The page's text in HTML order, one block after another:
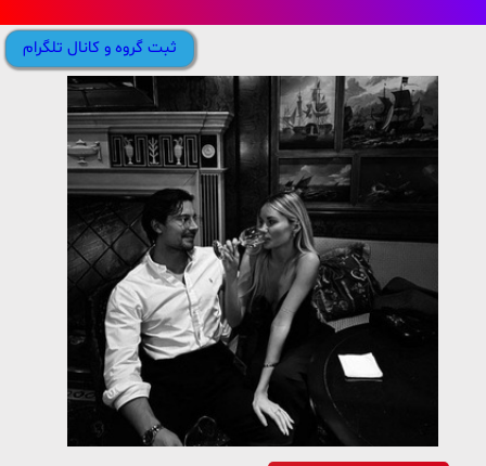
ثبت گروه و کانال تلگرام